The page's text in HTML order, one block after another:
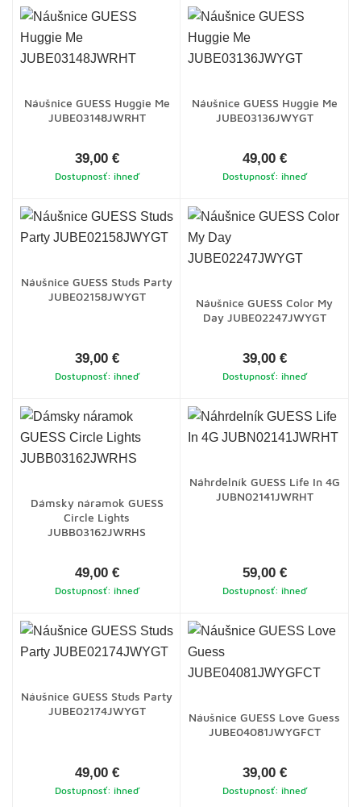
Náušnice GUESS Huggie Me
JUBE03148JWRHT
39,00 €
Dostupnosť: ihneď
Náušnice GUESS Huggie Me
JUBE03136JWYGT
49,00 €
Dostupnosť: ihneď
Náušnice GUESS Studs Party
JUBE02158JWYGT
39,00 €
Dostupnosť: ihneď
Náušnice GUESS Color My
Day JUBE02247JWYGT
39,00 €
Dostupnosť: ihneď
Dámsky náramok GUESS
Circle Lights
JUBB03162JWRHS
49,00 €
Dostupnosť: ihneď
Náhrdelník GUESS Life In 4G
JUBN02141JWRHT
59,00 €
Dostupnosť: ihneď
Náušnice GUESS Studs Party
JUBE02174JWYGT
49,00 €
Dostupnosť: ihneď
Náušnice GUESS Love Guess
JUBE04081JWYGFCT
39,00 €
Dostupnosť: ihneď